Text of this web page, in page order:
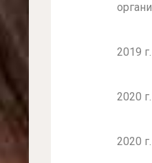
2019
2020
2020